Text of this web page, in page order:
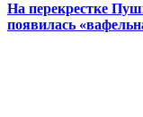
На перекрестке
появилась